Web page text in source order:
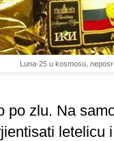
Luna-25 u kosmosu,
po zlu. Na
letelicu